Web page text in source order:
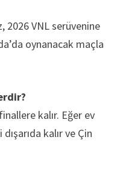
2026 VNL serüvenine
oynanacak maçla
kalır. Eğer ev
kalır ve Çin